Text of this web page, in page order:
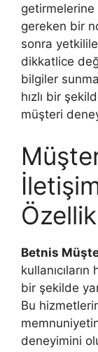
getirmelerine
gereken bir
sonra
dikkatlice
bilgiler
hızlı bir
müşteri
Betnis
bir şekilde
Bu
deneyimini